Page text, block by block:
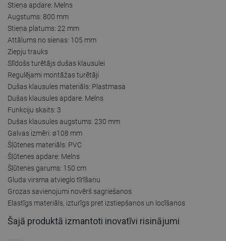
Stieņa apdare: Melns
Augstums: 800 mm
Stieņa platums: 22 mm
Attālums no sienas: 105 mm
Ziepju trauks
Slīdošs turētājs dušas klausulei
Regulējami montāžas turētāji
Dušas klausules materiāls: Plastmasa
Dušas klausules apdare: Melns
Funkciju skaits: 3
Dušas klausules augstums: 230 mm
Galvas izmēri: ø108 mm
Šļūtenes materiāls: PVC
Šļūtenes apdare: Melns
Šļūtenes garums: 150 cm
Gluda virsma atvieglo tīrīšanu
Grozas savienojumi novērš sagriešanos
Elastīgs materiāls, izturīgs pret izstiepšanos un locīšanos
Šajā produktā izmantoti inovatīvi risinājumi